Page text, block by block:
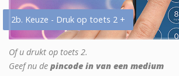
2b. Keuze - Druk op toets 2 +
Of u drukt op toets 2.
Geef nu de pincode in van een medium